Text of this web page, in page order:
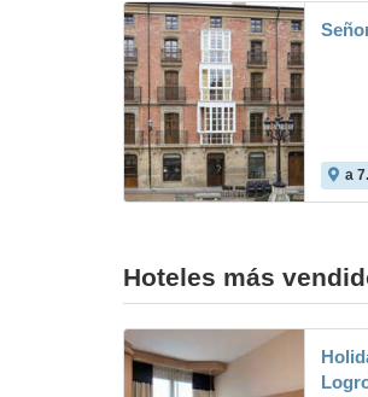
a
Hoteles más